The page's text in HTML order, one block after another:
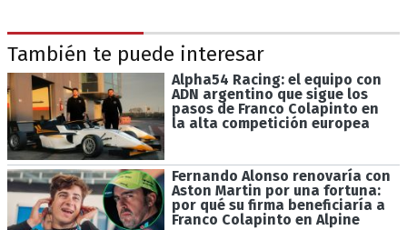
También te puede interesar
Alpha54 Racing: el equipo con
ADN argentino que sigue los
pasos de Franco Colapinto en
la alta competición europea
Fernando Alonso renovaría con
Aston Martin por una fortuna:
por qué su firma beneficiaría a
Franco Colapinto en Alpine